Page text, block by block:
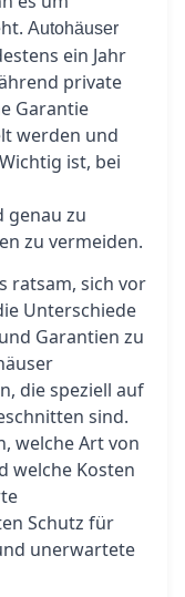
Autohäuser
ein Jahr
private
Garantie
werden und
ist, bei
genau zu
zu vermeiden.
ratsam, sich vor
Unterschiede
Garantien zu
die speziell auf
sind.
welche Art von
welche Kosten
Schutz für
unerwartete